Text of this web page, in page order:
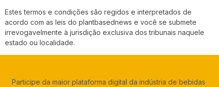
Estes termos e condições são regidos e interpretados de
acordo com as leis do plantbasednews e você se submete
irrevogavelmente à jurisdição exclusiva dos tribunais naquele
estado ou localidade.
Participe da maior plataforma digital da indústria de bebidas